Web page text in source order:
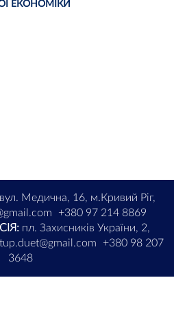
ЕКОНОМІКИ
вул. Медична, 16, м.Кривий Ріг,
+380 97 214 8869
пл. Захисників України, 2,
+380 98 207
3648